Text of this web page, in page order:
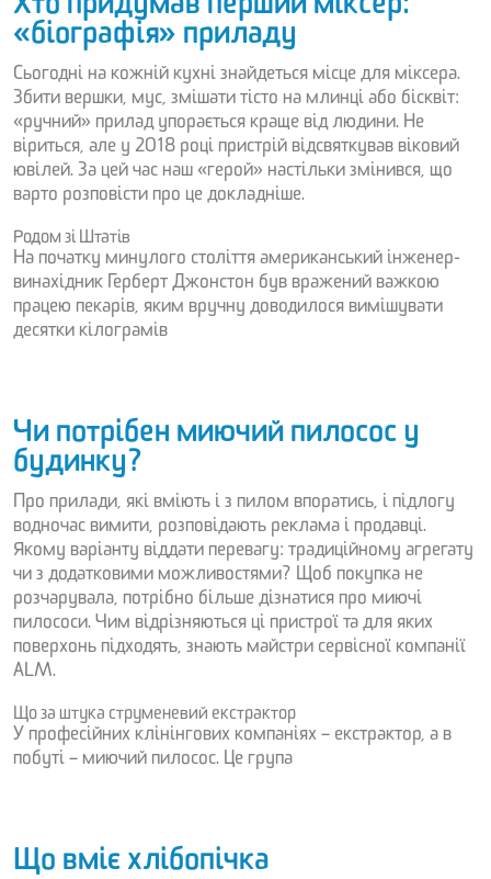
Хто придумав перший міксер:
«біографія» приладу
Сьогодні на кожній кухні знайдеться місце для міксера.
Збити вершки, мус, змішати тісто на млинці або бісквіт:
«ручний» прилад упорається краще від людини. Не
віриться, але у 2018 році пристрій відсвяткував віковий
ювілей. За цей час наш «герой» настільки змінився, що
варто розповісти про це докладніше.
Родом зі Штатів
На початку минулого століття американський інженер-
винахідник Герберт Джонстон був вражений важкою
працею пекарів, яким вручну доводилося вимішувати
десятки кілограмів
Чи потрібен миючий пилосос у
будинку?
Про прилади, які вміють і з пилом впоратись, і підлогу
водночас вимити, розповідають реклама і продавці.
Якому варіанту віддати перевагу: традиційному агрегату
чи з додатковими можливостями? Щоб покупка не
розчарувала, потрібно більше дізнатися про миючі
пилососи. Чим відрізняються ці пристрої та для яких
поверхонь підходять, знають майстри сервісної компанії
ALM.
Що за штука струменевий екстрактор
У професійних клінінгових компаніях – екстрактор, а в
побуті – миючий пилосос. Це група
Що вміє хлібопічка